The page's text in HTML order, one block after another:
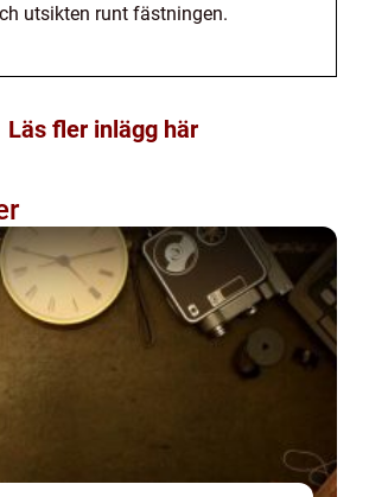
utsikten runt fästningen.
Läs fler inlägg här